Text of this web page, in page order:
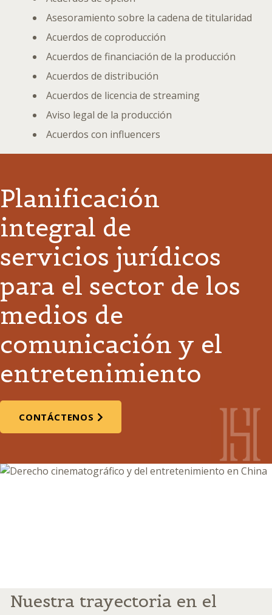
Asesoramiento sobre la cadena de titularidad
Acuerdos de coproducción
Acuerdos de financiación de la producción
Acuerdos de distribución
Acuerdos de licencia de streaming
Aviso legal de la producción
Acuerdos con influencers
Planificación
integral de
servicios jurídicos
para el sector de los
medios de
comunicación y el
entretenimiento
CONTÁCTENOS
Nuestra trayectoria en el